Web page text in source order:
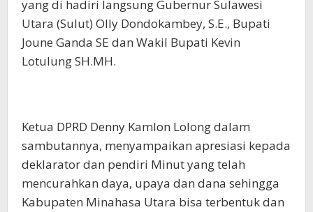
yang di hadiri langsung Gubernur Sulawesi
Utara (Sulut) Olly Dondokambey, S.E., Bupati
Joune Ganda SE dan Wakil Bupati Kevin
Lotulung SH.MH.
Ketua DPRD Denny Kamlon Lolong dalam
sambutannya, menyampaikan apresiasi kepada
deklarator dan pendiri Minut yang telah
mencurahkan daya, upaya dan dana sehingga
Kabupaten Minahasa Utara bisa terbentuk dan